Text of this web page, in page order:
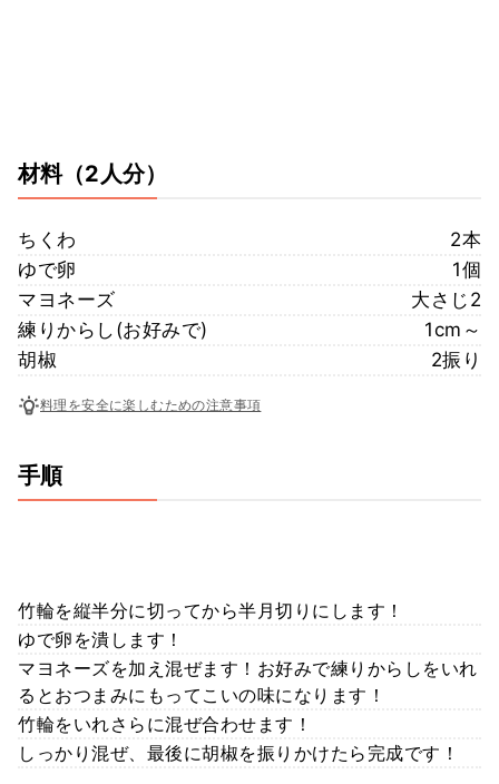
材料（2人分）
ちくわ
2本
ゆで卵
1個
マヨネーズ
大さじ2
練りからし(お好みで)
1cm～
胡椒
2振り
料理を安全に楽しむための注意事項
手順
竹輪を縦半分に切ってから半月切りにします！
ゆで卵を潰します！
マヨネーズを加え混ぜます！お好みで練りからしをいれ
るとおつまみにもってこいの味になります！
竹輪をいれさらに混ぜ合わせます！
しっかり混ぜ、最後に胡椒を振りかけたら完成です！